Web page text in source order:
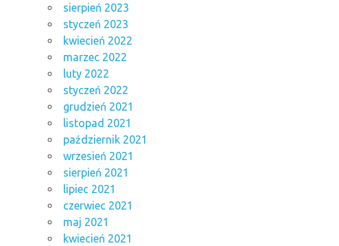
sierpień 2023
styczeń 2023
kwiecień 2022
marzec 2022
luty 2022
styczeń 2022
grudzień 2021
listopad 2021
październik 2021
wrzesień 2021
sierpień 2021
lipiec 2021
czerwiec 2021
maj 2021
kwiecień 2021